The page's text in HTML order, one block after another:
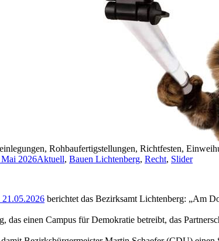
Rohbaufertigstellungen, Richtfesten,
Mai 2026Aktuell, Bauen Lichtenberg, Recht, Slider
21.05.2026 berichtet das Bezirksamt Lichtenberg: „Am
das einen Campus für Demokratie betreibt, das